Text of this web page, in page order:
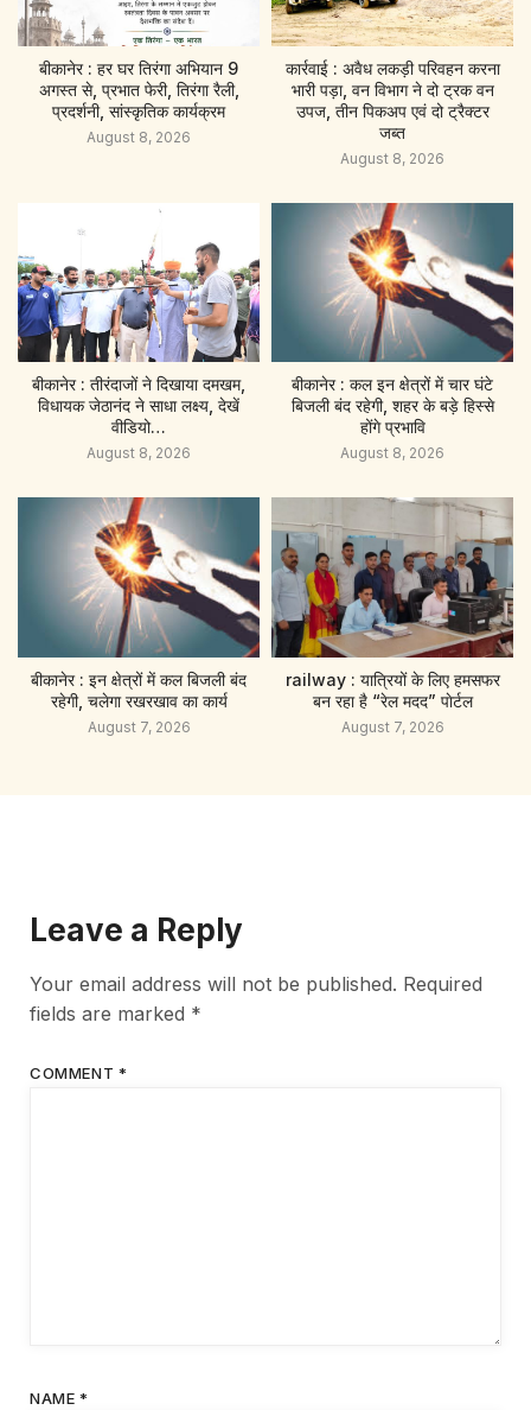
बीकानेर : हर घर तिरंगा अभियान 9
अगस्त से, प्रभात फेरी, तिरंगा रैली,
प्रदर्शनी, सांस्कृतिक कार्यक्रम
August 8, 2026
कार्रवाई : अवैध लकड़ी परिवहन करना
भारी पड़ा, वन विभाग ने दो ट्रक वन
उपज, तीन पिकअप एवं दो ट्रैक्टर
जब्त
August 8, 2026
बीकानेर : तीरंदाजों ने दिखाया दमखम,
विधायक जेठानंद ने साधा लक्ष्य, देखें
वीडियो…
August 8, 2026
बीकानेर : कल इन क्षेत्रों में चार घंटे
बिजली बंद रहेगी, शहर के बड़े हिस्से
होंगे प्रभावि
August 8, 2026
बीकानेर : इन क्षेत्रों में कल बिजली बंद
रहेगी, चलेगा रखरखाव का कार्य
August 7, 2026
railway : यात्रियों के लिए हमसफर
बन रहा है “रेल मदद” पाेर्टल
August 7, 2026
Leave a Reply
Your email address will not be published. Required
fields are marked *
COMMENT *
NAME *